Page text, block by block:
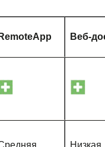
RemoteApp Веб-